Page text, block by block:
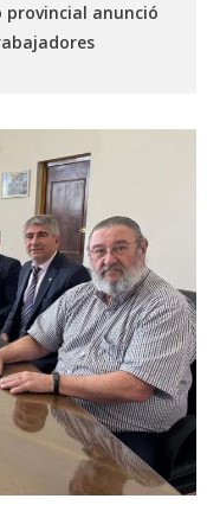
provincial anunció